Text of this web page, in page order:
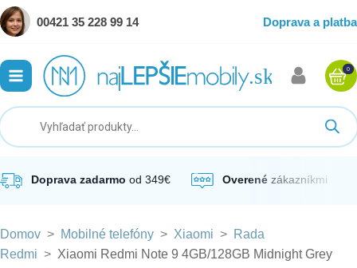
00421 35 228 99 14 Doprava a platba
0
Doprava zadarmo od 349€ Overené zákazníkmi
Domov > Mobilné telefóny > Xiaomi > Rada
Redmi > Xiaomi Redmi Note 9 4GB/128GB Midnight Grey